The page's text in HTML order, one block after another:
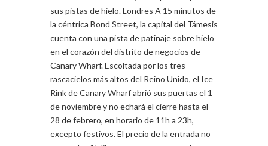
sus pistas de hielo. Londres A 15 minutos de
la céntrica Bond Street, la capital del Támesis
cuenta con una pista de patinaje sobre hielo
en el corazón del distrito de negocios de
Canary Wharf. Escoltada por los tres
rascacielos más altos del Reino Unido, el Ice
Rink de Canary Wharf abrió sus puertas el 1
de noviembre y no echará el cierre hasta el
28 de febrero, en horario de 11h a 23h,
excepto festivos. El precio de la entrada no